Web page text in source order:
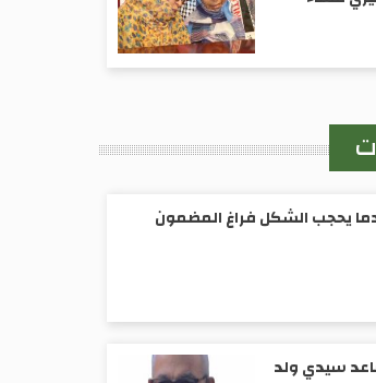
يحجب الشكل فراغ المضمون
سيدي ولد